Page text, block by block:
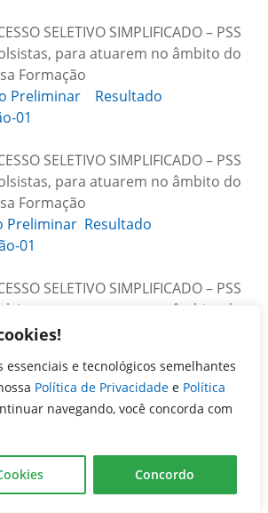
essenciais e tecnológicos semelhantes
Política de Privacidade e Política
navegando, você concorda com
Concordo
SELETIVO SIMPLIFICADO – PSS
para atuarem no âmbito do
Formação
Preliminar
Resultado
01
SELETIVO SIMPLIFICADO – PSS
para atuarem no âmbito do
Formação
Preliminar Resultado
01
SELETIVO SIMPLIFICADO – PSS
para atuarem no âmbito do
Formação
Convocação-02
SELETIVO SIMPLIFICADO – PSS
para atuarem no âmbito do
Formação
Preliminar
Resultado